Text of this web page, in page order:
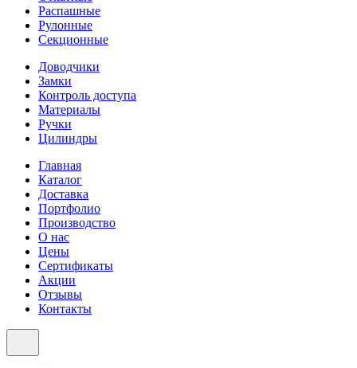
Распашные
Рулонные
Секционные
Доводчики
Замки
Контроль доступа
Материалы
Ручки
Цилиндры
Главная
Каталог
Доставка
Портфолио
Производство
О нас
Цены
Сертификаты
Акции
Отзывы
Контакты